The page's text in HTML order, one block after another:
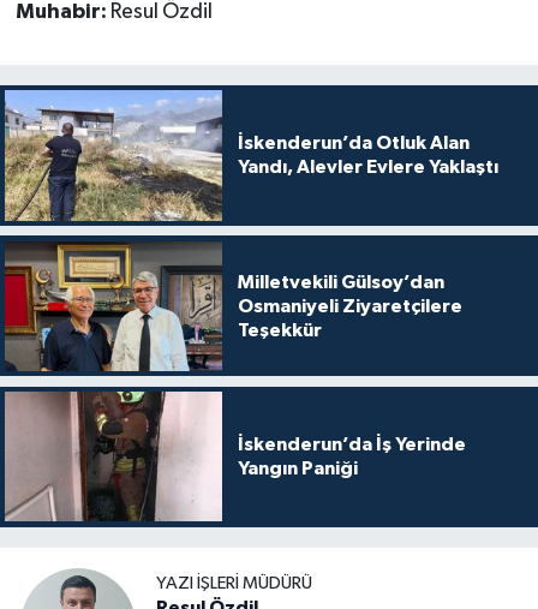
Muhabir: Resul Özdil
İskenderun’da Otluk Alan
Yandı, Alevler Evlere Yaklaştı
Milletvekili Gülsoy’dan
Osmaniyeli Ziyaretçilere
Teşekkür
İskenderun’da İş Yerinde
Yangın Paniği
YAZI İŞLERI MÜDÜRÜ